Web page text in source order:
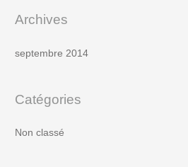
:Archives
septembre 2014
Catégories
Non classé